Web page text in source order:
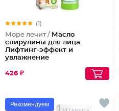
(1)
Море лечит / Масло
спирулины для лица
Лифтинг-эффект и
увлажнение
426 ₽
Рекомендуем